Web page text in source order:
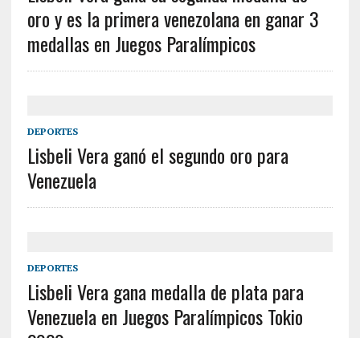
oro y es la primera venezolana en ganar 3
medallas en Juegos Paralímpicos
DEPORTES
Lisbeli Vera ganó el segundo oro para
Venezuela
DEPORTES
Lisbeli Vera gana medalla de plata para
Venezuela en Juegos Paralímpicos Tokio